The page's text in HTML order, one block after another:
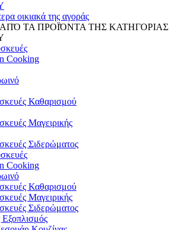
οικιακά της αγοράς
ΤΑ ΠΡΟΪΌΝΤΑ ΤΗΣ ΚΑΤΗΓΟΡΙΑΣ
Cooking
Καθαρισμού
Μαγειρικής
Σιδερώματος
Cooking
Καθαρισμού
Μαγειρικής
Σιδερώματος
Εξοπλισμός